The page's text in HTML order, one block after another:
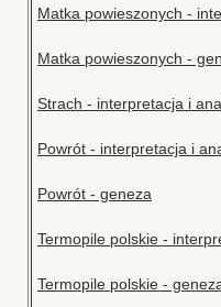
Matka powieszonych -
Matka powieszonych -
Strach - interpretacja i
Powrót - interpretacja i
Powrót - geneza
Termopile polskie -
Termopile polskie -